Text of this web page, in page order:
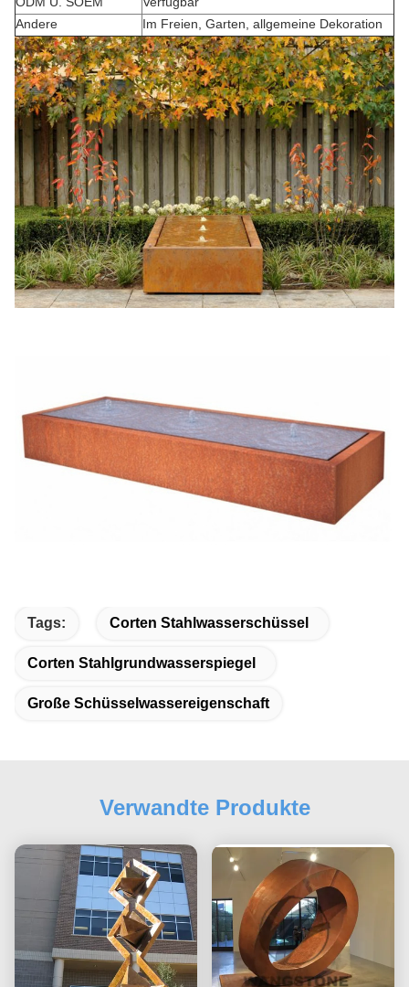
Andere
Im Freien, Garten, allgemeine Dekoration
Tags: Corten Stahlwasserschüssel
Corten Stahlgrundwasserspiegel
Große Schüsselwassereigenschaft
Verwandte Produkte